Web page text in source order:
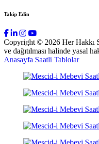
Takip Edin
Copyright © 2026 Her Hakkı
ve dağıtılması halinde yasal
Anasayfa Saatli Tablolar